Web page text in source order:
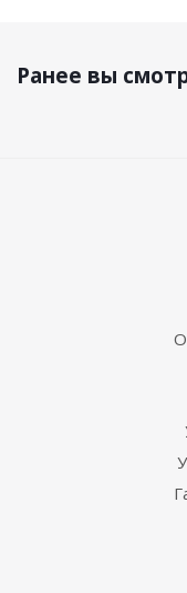
Ранее вы